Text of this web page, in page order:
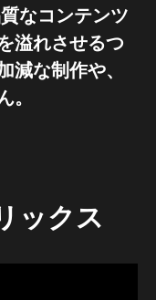
なコンテンツ
溢れさせるつ
減な制作や、
。
ックス